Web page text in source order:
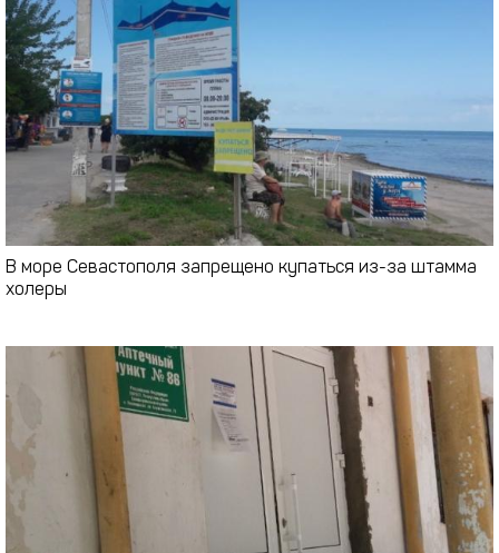
В море Севастополя запрещено купаться из-за штамма
холеры